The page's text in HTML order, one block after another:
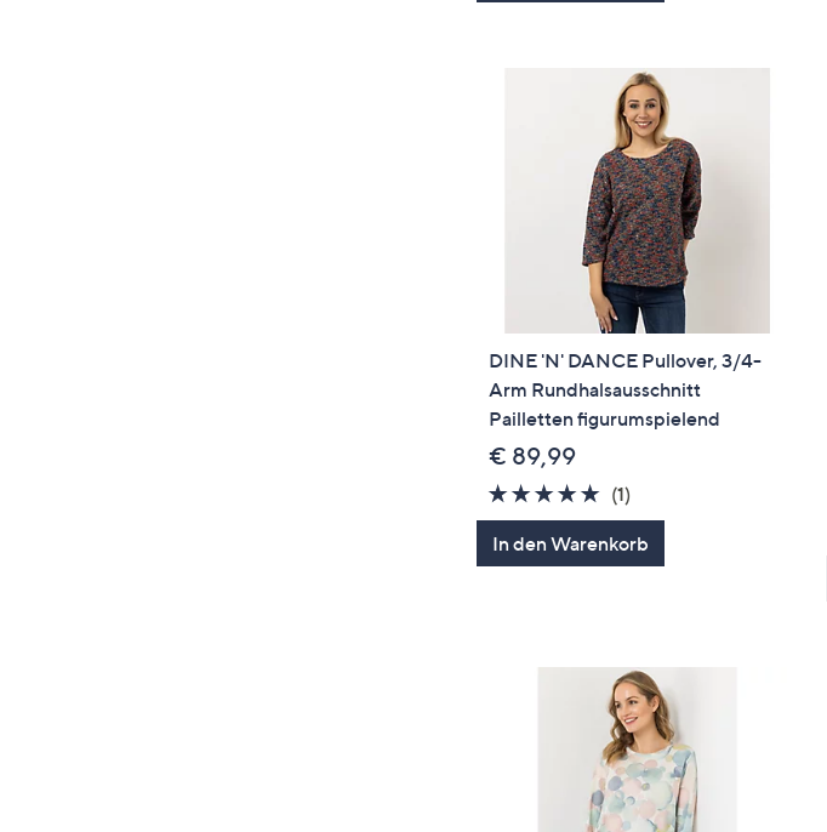
DINE 'N' DANCE Pullover, 3/4-
Arm Rundhalsausschnitt
Pailletten figurumspielend
€ 89,99
5.0
von
5
(1)1
Bewertungen
In den Warenkorb